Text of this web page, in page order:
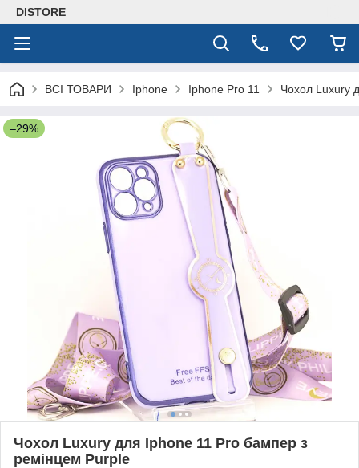
DISTORE
ВСІ ТОВАРИ Iphone Iphone Pro 11 Чохол Luxury
–29%
Чохол Luxury для Iphone 11 Pro бампер з
ремінцем Purple